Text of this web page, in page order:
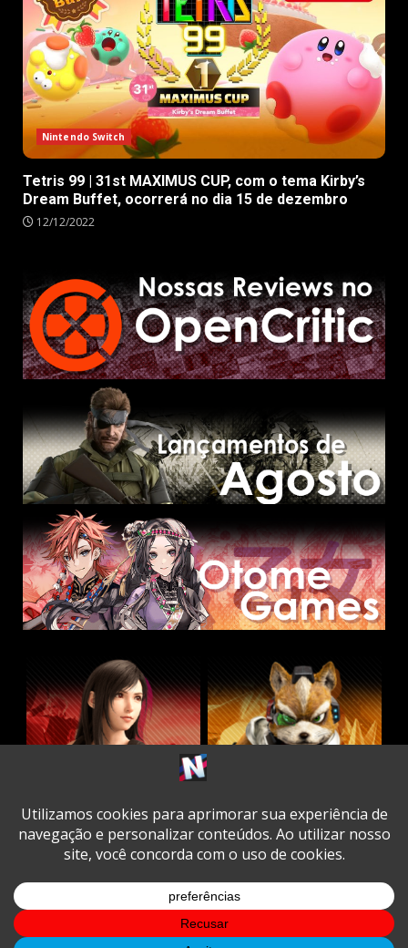
Nintendo Switch
Tetris 99 | 31st MAXIMUS CUP, com o tema Kirby’s
Dream Buffet, ocorrerá no dia 15 de dezembro
12/12/2022
TwitterFacebook
Instagram
YoutubeSpotifyCookie
Policy
Copyright © All rights reserved.